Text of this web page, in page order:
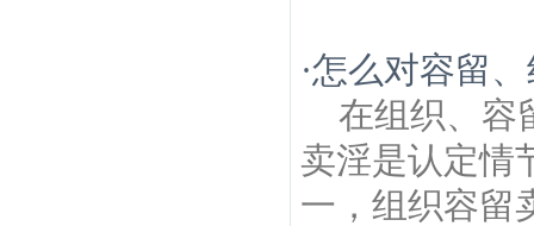
·怎么对容留
在组织、容
卖淫是认定情
一，组织容留